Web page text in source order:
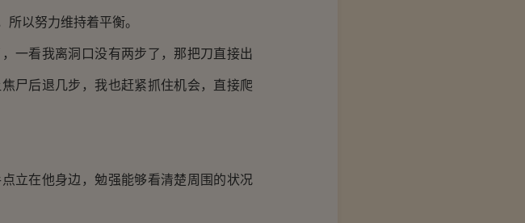
以努力维持着平衡。
看我离洞口没有两步了，那把刀直接出
尸后退几步，我也赶紧抓住机会，直接爬
在他身边，勉强能够看清楚周围的状况